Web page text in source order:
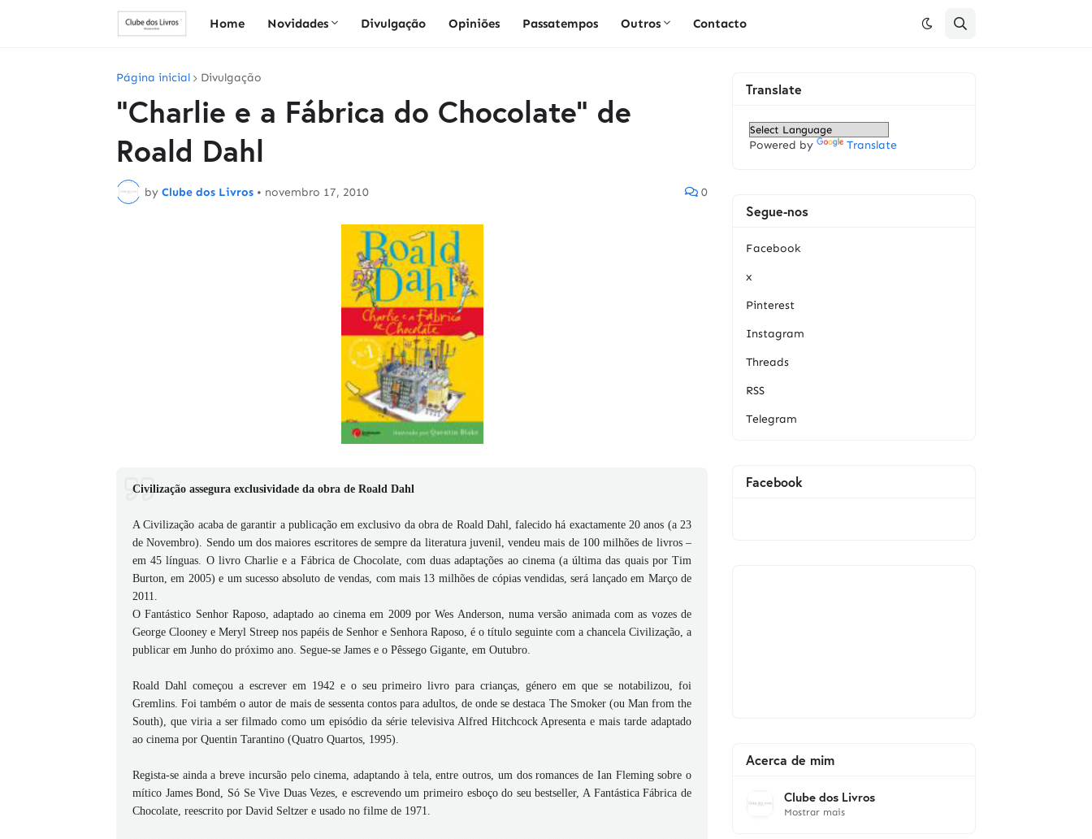
Home Novidades Divulgação Opiniões Passatempos Outros Contacto
Página inicial Divulgação
"Charlie e a Fábrica do Chocolate" de
Roald Dahl
by Clube dos Livros • novembro 17, 2010 0
Civilização assegura exclusividade da obra de Roald Dahl
A Civilização acaba de garantir a publicação em exclusivo da obra de Roald Dahl, falecido há exactamente 20 anos (a 23
de Novembro). Sendo um dos maiores escritores de sempre da literatura juvenil, vendeu mais de 100 milhões de livros –
em 45 línguas. O livro Charlie e a Fábrica de Chocolate, com duas adaptações ao cinema (a última das quais por Tim
Burton, em 2005) e um sucesso absoluto de vendas, com mais 13 milhões de cópias vendidas, será lançado em Março de
2011.
O Fantástico Senhor Raposo, adaptado ao cinema em 2009 por Wes Anderson, numa versão animada com as vozes de
George Clooney e Meryl Streep nos papéis de Senhor e Senhora Raposo, é o título seguinte com a chancela Civilização, a
publicar em Junho do próximo ano. Segue-se James e o Pêssego Gigante, em Outubro.
Roald Dahl começou a escrever em 1942 e o seu primeiro livro para crianças, género em que se notabilizou, foi
Gremlins. Foi também o autor de mais de sessenta contos para adultos, de onde se destaca The Smoker (ou Man from the
South), que viria a ser filmado como um episódio da série televisiva Alfred Hitchcock Apresenta e mais tarde adaptado
ao cinema por Quentin Tarantino (Quatro Quartos, 1995).
Regista-se ainda a breve incursão pelo cinema, adaptando à tela, entre outros, um dos romances de Ian Fleming sobre o
mítico James Bond, Só Se Vive Duas Vezes, e escrevendo um primeiro esboço do seu bestseller, A Fantástica Fábrica de
Chocolate, reescrito por David Seltzer e usado no filme de 1971.
Translate
Powered by Translate
Segue-nos
Facebook
x
Pinterest
Instagram
Threads
RSS
Telegram
Facebook
Acerca de mim
Clube dos Livros
Mostrar mais